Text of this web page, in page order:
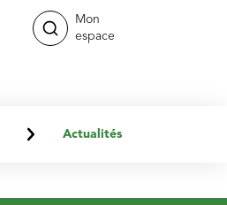
Mon
espace
Actualités